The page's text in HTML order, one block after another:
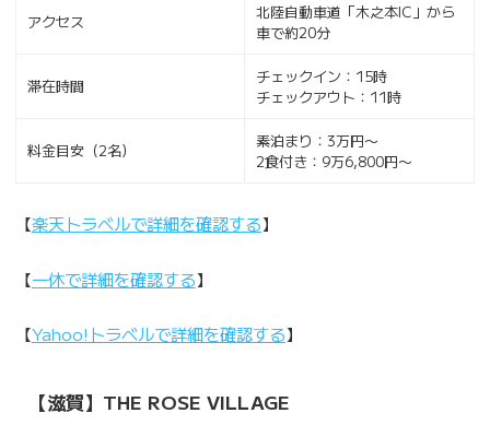
アクセス
北陸自動車道「木之本IC」から
車で約20分
滞在時間
チェックイン：15時
チェックアウト：11時
料金目安（2名）
素泊まり：3万円〜
2食付き：9万6,800円〜
【楽天トラベルで詳細を確認する】
【一休で詳細を確認する】
【Yahoo!トラベルで詳細を確認する】
【滋賀】THE ROSE VILLAGE